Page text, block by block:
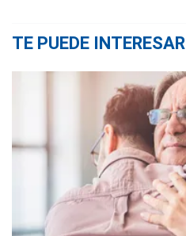
TE PUEDE INTERESAR